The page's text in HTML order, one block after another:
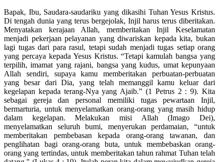
Bapak, Ibu, Saudara-saudariku yang dikasihi Tuhan Yesus Kristus.
Di tengah dunia yang terus bergejolak, Injil harus terus diberitakan.
Menyatakan kerajaan Allah, memberitakan Injil Keselamatan
menjadi pekerjaan pelayanan yang diwariskan kepada kita, bukan
lagi tugas dari para rasul, tetapi sudah menjadi tugas setiap orang
yang percaya kepada Yesus Kristus. “Tetapi kamulah bangsa yang
terpilih, imamat yang rajani, bangsa yang kudus, umat kepunyaan
Allah sendiri, supaya kamu memberitakan perbuatan-perbuatan
yang besar dari Dia, yang telah memanggil kamu keluar dari
kegelapan kepada terang-Nya yang Ajaib.” (1 Petrus 2 : 9). Kita
sebagai gereja dan personal memiliki tugas pewartaan Injil,
bermarturia, untuk menyelamatkan orang-orang yang masih hidup
dalam kegelapan. Melakukan misi Allah (Imago Dei),
menyelamatkan seluruh bumi, menyerukan perdamaian, “untuk
memberitakan pembebasan kepada orang-orang tawanan, dan
penglihatan bagi orang-orang buta, untuk membebaskan orang-
orang yang tertindas, untuk memberitakan tahun rahmat Tuhan telah